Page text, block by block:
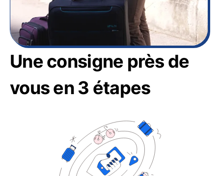
Une consigne près de
vous en 3 étapes